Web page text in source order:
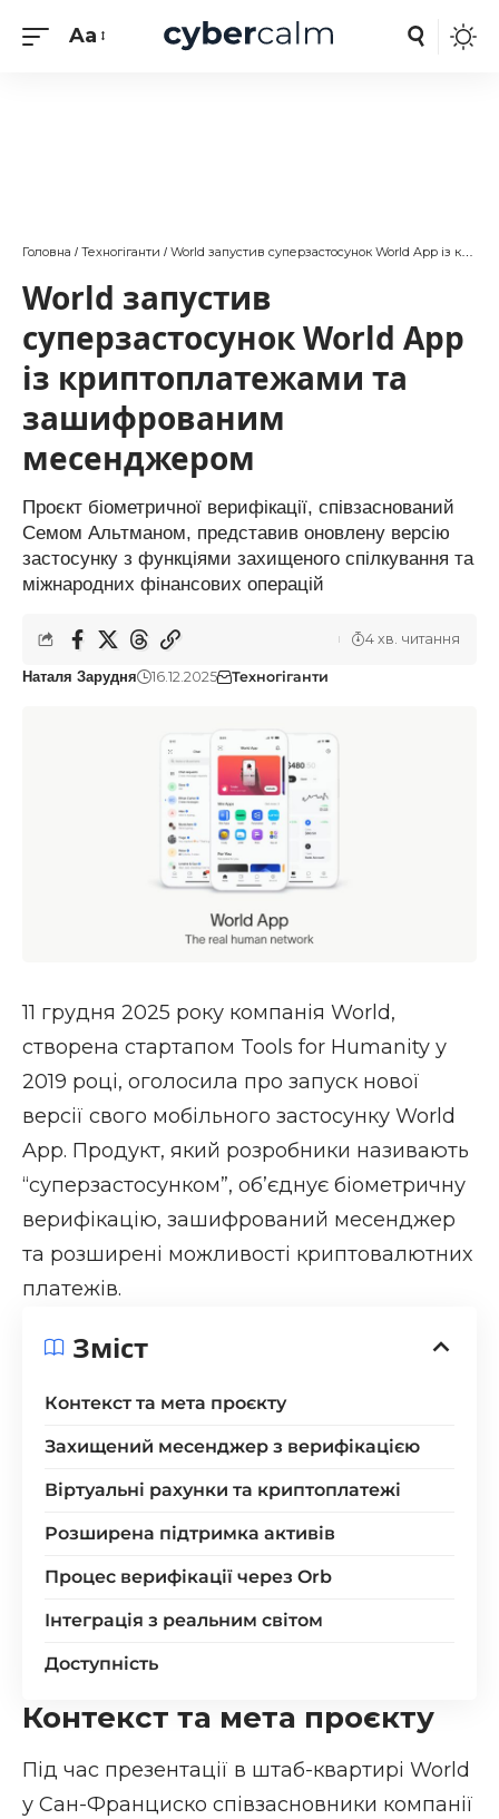
Aa
Головна / Техногіганти / World запустив суперзастосунок World App із криптоплатежами та зашифрованим месенджером
World запустив
суперзастосунок World App
із криптоплатежами та
зашифрованим
месенджером
Проєкт біометричної верифікації, співзаснований
Семом Альтманом, представив оновлену версію
застосунку з функціями захищеного спілкування та
міжнародних фінансових операцій
Наталя Зарудня 16.12.2025 Техногіганти
4 хв. читання
11 грудня 2025 року компанія World,
створена стартапом Tools for Humanity у
2019 році, оголосила про запуск нової
версії свого мобільного застосунку World
App. Продукт, який розробники називають
“суперзастосунком”, об’єднує біометричну
верифікацію, зашифрований месенджер
та розширені можливості криптовалютних
платежів.
Зміст
Контекст та мета проєкту
Захищений месенджер з верифікацією
Віртуальні рахунки та криптоплатежі
Розширена підтримка активів
Процес верифікації через Orb
Інтеграція з реальним світом
Доступність
Контекст та мета проєкту
Під час презентації в штаб-квартирі World
у Сан-Франциско співзасновники компанії